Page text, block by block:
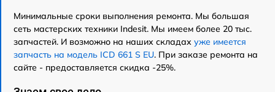
Минимальные сроки выполнения ремонта. Мы большая
сеть мастерских техники Indesit. Мы имеем более 20 тыс.
запчастей. И возможно на наших складах уже имеется
запчасть на модель ICD 661 S EU. При заказе ремонта на
сайте - предоставляется скидка -25%.